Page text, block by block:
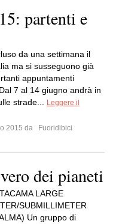
partenti e
da una settimana il
ma si susseguono già
appuntamenti
7 al 14 giugno andrà in
strade...
Leggere il
2015 da
Fuoridibici
dei pianeti
LARGE
SUBMILLIMETER
Un gruppo di